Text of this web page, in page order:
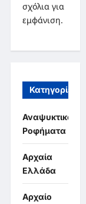
σχόλια για
εμφάνιση.
Κατηγορίες
Αναψυκτικά,
Ροφήματα
Αρχαία
Ελλάδα
Αρχαίο